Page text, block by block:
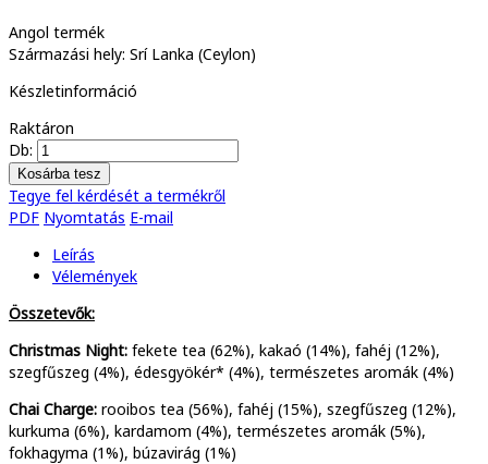
Angol termék
Származási hely: Srí Lanka (Ceylon)
Készletinformáció
Raktáron
Db:
Tegye fel kérdését a termékről
PDF Nyomtatás E-mail
Leírás
Vélemények
Összetevők:
Christmas Night: fekete tea (62%), kakaó (14%), fahéj (12%),
szegfűszeg (4%), édesgyökér* (4%), természetes aromák (4%)
Chai Charge: rooibos tea (56%), fahéj (15%), szegfűszeg (12%),
kurkuma (6%), kardamom (4%), természetes aromák (5%),
fokhagyma (1%), búzavirág (1%)